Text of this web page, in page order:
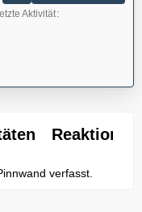
Aktivität
Reaktionen
verfasst.